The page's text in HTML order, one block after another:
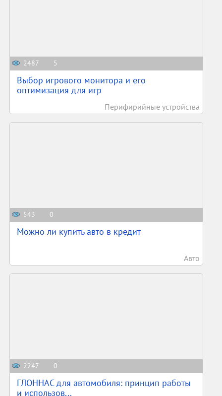
2487 5
Выбор игрового монитора и его
оптимизация для игр
Перифирийные устройства
543 0
Можно ли купить авто в кредит
Авто
2247 0
ГЛОННАС для автомобиля: принцип работы
и использов...